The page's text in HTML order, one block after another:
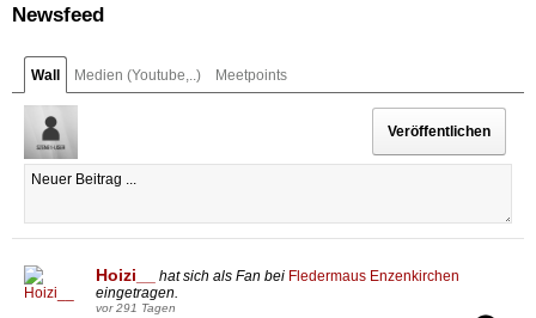
Newsfeed
Wall Medien (Youtube,..) Meetpoints
Hoizi__ hat sich als Fan bei Fledermaus Enzenkirchen
eingetragen.
vor 291 Tagen